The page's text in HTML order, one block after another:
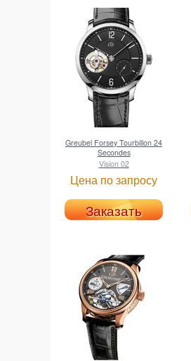
Greubel Forsey Tourbillon 24
Secondes
Vision 02
Цена по запросу
Заказать